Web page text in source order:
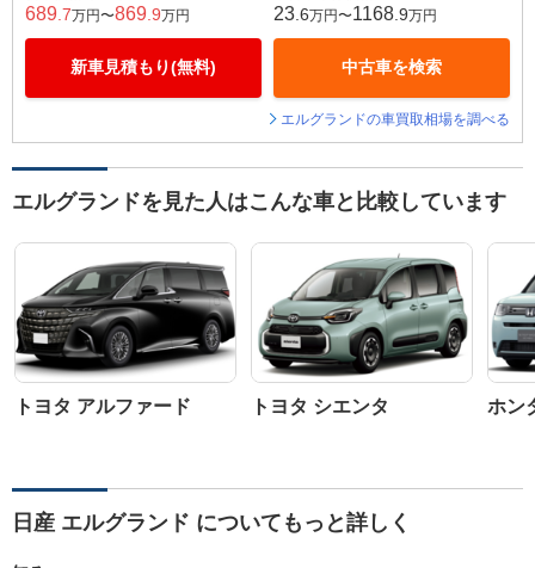
689 .7万円〜869 .9万円
新車見積もり(無料)
23 .6万円〜1168 .9万円
中古車を検索
エルグランドの車買取相場を調べる
エルグランドを見た人はこんな車と比較しています
トヨタ アルファード トヨタ シエンタ ホン
日産 エルグランド についてもっと詳しく